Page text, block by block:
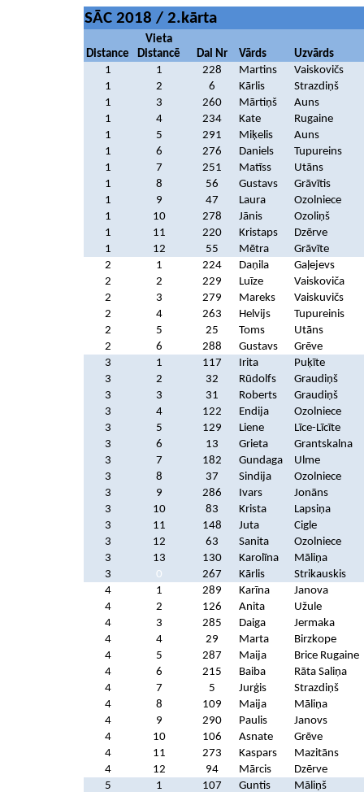
SĀC 2018 / 2.kārta
Distance
Vieta
Distancē
Dal Nr Vārds
Uzvārds
1
1 228 Martins
Vaiskovičs
1
2 6 Kārlis
Strazdiņš
1
3 260 Mārtiņš
Auns
1
4 234 Kate
Rugaine
1
5 291 Miķelis
Auns
1
6 276 Daniels
Tupureins
1
7 251 Matīss
Utāns
1
8 56 Gustavs
Grāvītis
1
9 47 Laura
Ozolniece
1
10 278 Jānis
Ozoliņš
1
11 220 Kristaps
Dzērve
1
12 55 Mētra
Grāvīte
2
1 224 Daņila
Gaļejevs
2
2 229 Luīze
Vaiskoviča
2
3 279 Mareks
Vaiskuvičs
2
4 263 Helvijs
Tupureinis
2
5 25 Toms
Utāns
2
6 288 Gustavs
Grēve
3
1 117 Irita
Puķīte
3
2 32 Rūdolfs
Graudiņš
3
3 31 Roberts
Graudiņš
3
4 122 Endija
Ozolniece
3
5 129 Liene
Līce-Līcīte
3
6 13 Grieta
Grantskalna
3
7 182 Gundaga
Ulme
3
8 37 Sindija
Ozolniece
3
9 286 Ivars
Jonāns
3
10 83 Krista
Lapsiņa
3
11 148 Juta
Cigle
3
12 63 Sanita
Ozolniece
3
13 130 Karolīna
Māliņa
3
0 267 Kārlis
Strikauskis
4
1 289 Karīna
Janova
4
2 126 Anita
Užule
4
3 285 Daiga
Jermaka
4
4 29 Marta
Birzkope
4
5 287 Maija
Brice Rugaine
4
6 215 Baiba
Rāta Saliņa
4
7 5 Jurģis
Strazdiņš
4
8 109 Maija
Māliņa
4
9 290 Paulis
Janovs
4
10 106 Asnate
Grēve
4
11 273 Kaspars
Mazitāns
4
12 94 Mārcis
Dzērve
5
1 107 Guntis
Māliņš